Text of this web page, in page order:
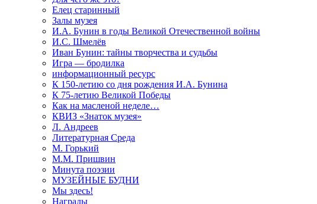
Елец старинный
Залы музея
И.А. Бунин в годы Великой Отечественной войны
И.С. Шмелёв
Иван Бунин: тайны творчества и судьбы
Игра — бродилка
информационный ресурс
К 150-летию со дня рождения И.А. Бунина
К 75-летию Великой Победы
Как на масленой неделе…
КВИЗ «Знаток музея»
Л. Андреев
Литературная Среда
М. Горький
М.М. Пришвин
Минута поэзии
МУЗЕЙНЫЕ БУДНИ
Мы здесь!
Награды